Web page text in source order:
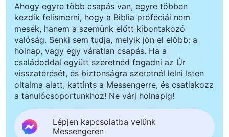
Ahogy egyre több csapás van, egyre többen
kezdik felismerni, hogy a Biblia próféciái nem
mesék, hanem a szemünk előtt kibontakozó
valóság. Senki sem tudja, melyik jön el előbb: a
holnap, vagy egy váratlan csapás. Ha a
családoddal együtt szeretnéd fogadni az Úr
visszatérését, és biztonságra szeretnél lelni Isten
oltalma alatt, kattints a Messengerre, és csatlakozz
a tanulócsoportunkhoz! Ne várj holnapig!
Lépjen kapcsolatba velünk
Messengeren